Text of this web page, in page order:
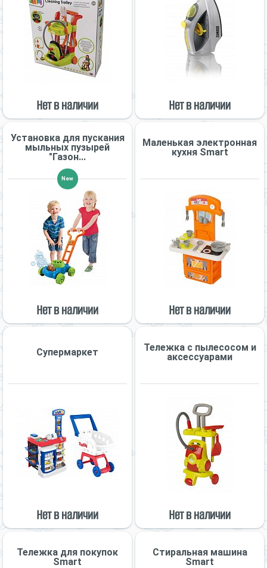
Нет в наличии Нет в наличии
Установка для пускания
мыльных пузырей
"Газон...
New
Нет в наличии
Маленькая электронная
кухня Smart
Нет в наличии
Супермаркет
Нет в наличии
Тележка с пылесосом и
аксессуарами
Нет в наличии
Тележка для покупок
Smart
Стиральная машина
Smart